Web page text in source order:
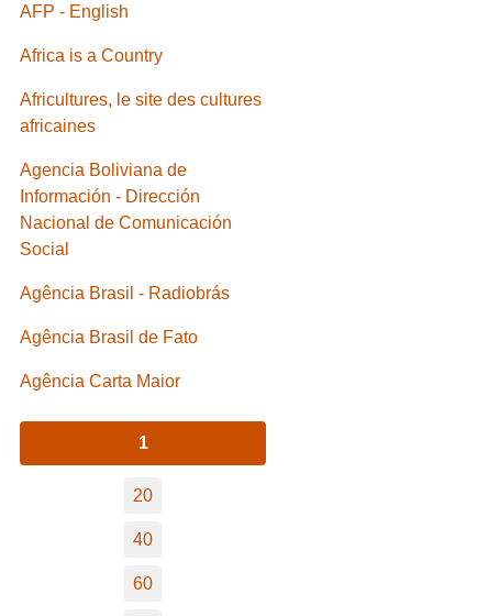
AFP - English
Africa is a Country
Africultures, le site des cultures
africaines
Agencia Boliviana de
Información - Dirección
Nacional de Comunicación
Social
Agência Brasil - Radiobrás
Agência Brasil de Fato
Agência Carta Maior
1
20
40
60